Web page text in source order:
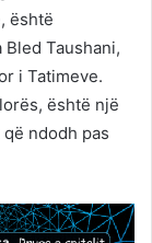
është
Taushani,
i Tatimeve.
është një
ndodh pas